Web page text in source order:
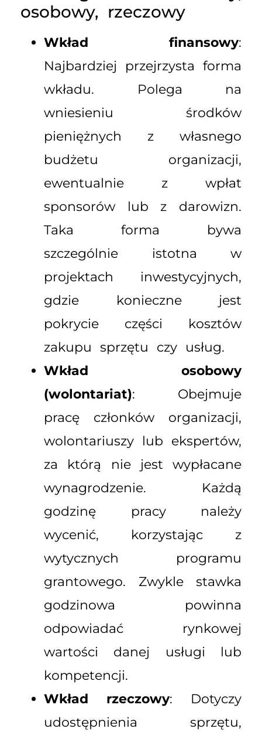
osobowy, rzeczowy
Wkład finansowy:
Najbardziej przejrzysta forma
wkładu. Polega na
wniesieniu środków
pieniężnych z własnego
budżetu organizacji,
ewentualnie z wpłat
sponsorów lub z darowizn.
Taka forma bywa
szczególnie istotna w
projektach inwestycyjnych,
gdzie konieczne jest
pokrycie części kosztów
zakupu sprzętu czy usług.
Wkład osobowy
(wolontariat): Obejmuje
pracę członków organizacji,
wolontariuszy lub ekspertów,
za którą nie jest wypłacane
wynagrodzenie. Każdą
godzinę pracy należy
wycenić, korzystając z
wytycznych programu
grantowego. Zwykle stawka
godzinowa powinna
odpowiadać rynkowej
wartości danej usługi lub
kompetencji.
Wkład rzeczowy: Dotyczy
udostępnienia sprzętu,